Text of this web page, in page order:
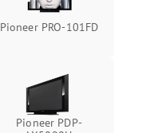
Pioneer PRO-101FD
Pioneer PDP-